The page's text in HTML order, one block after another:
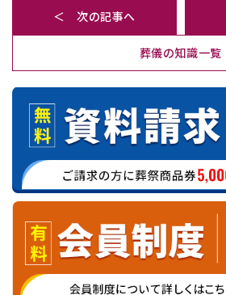
＜ 次の記事へ
葬儀の知識一覧